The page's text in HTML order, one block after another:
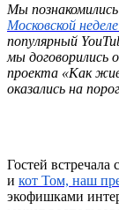
Мы
Московской
популярный
мы договорились
проекта «Как
оказались на
Гостей
и кот Том, наш
экофишками